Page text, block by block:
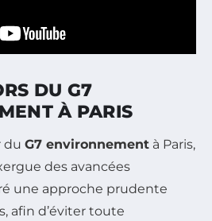
DU G7
À PARIS
du G7 environnement à Paris,
des avancées
une approche prudente
afin d’éviter toute